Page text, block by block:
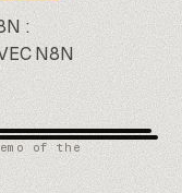
:
N8N
of the